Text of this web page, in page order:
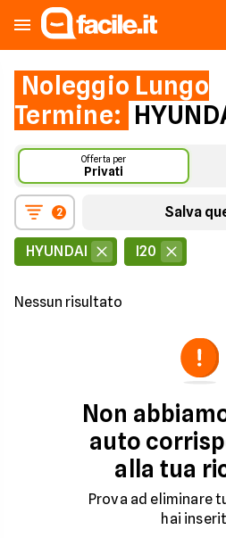
Noleggio Lungo
Termine:
Offerta per
Privati
2 Salva
HYUNDAI I20
Nessun risultato
Non
auto
alla tua
Prova ad eliminare
hai